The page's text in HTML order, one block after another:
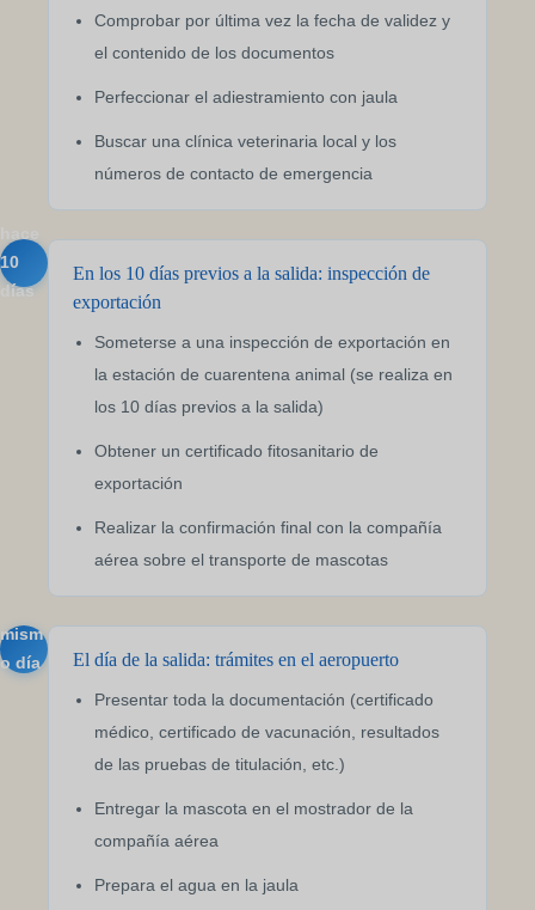
Comprobar por última vez la fecha de validez y
el contenido de los documentos
Perfeccionar el adiestramiento con jaula
Buscar una clínica veterinaria local y los
números de contacto de emergencia
10
días
En los 10 días previos a la salida: inspección de
exportación
Someterse a una inspección de exportación en
la estación de cuarentena animal (se realiza en
los 10 días previos a la salida)
Obtener un certificado fitosanitario de
exportación
Realizar la confirmación final con la compañía
aérea sobre el transporte de mascotas
mism
o día
El día de la salida: trámites en el aeropuerto
Presentar toda la documentación (certificado
médico, certificado de vacunación, resultados
de las pruebas de titulación, etc.)
Entregar la mascota en el mostrador de la
compañía aérea
Prepara el agua en la jaula